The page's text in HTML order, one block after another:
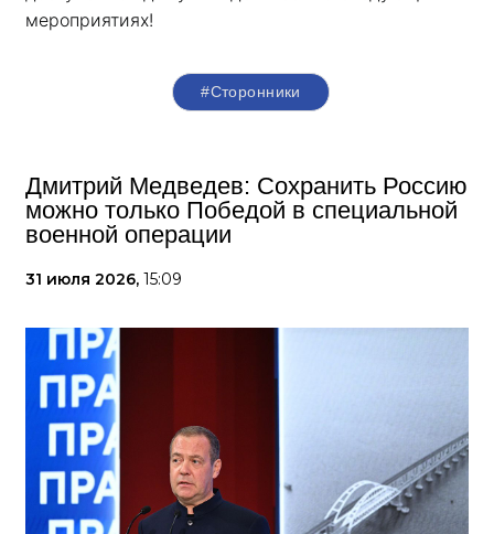
мероприятиях!
#Сторонники
Дмитрий Медведев: Сохранить Россию
можно только Победой в специальной
военной операции
31 июля 2026, 15:09